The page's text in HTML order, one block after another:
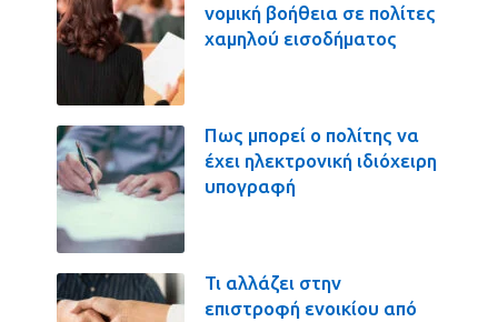
νομική βοήθεια σε πολίτες
χαμηλού εισοδήματος
Πως μπορεί ο πολίτης να
έχει ηλεκτρονική ιδιόχειρη
υπογραφή
Τι αλλάζει στην
επιστροφή ενοικίου από